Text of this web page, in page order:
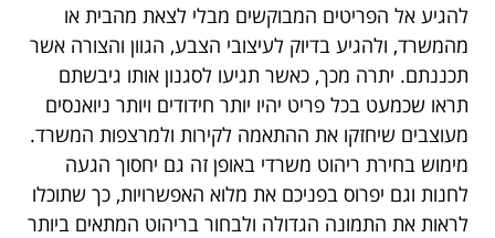
להגיע אל הפריטים המבוקשים מבלי לצאת מהבית או
מהמשרד, ולהגיע בדיוק לעיצובי הצבע, הגוון והצורה אשר
תכננתם. יתרה מכך, כאשר תגיעו לסגנון אותו גיבשתם
תראו שכמעט בכל פריט יהיו יותר חידודים ויותר ניואנסים
מעוצבים שיחזקו את ההתאמה לקירות ולמרצפות המשרד.
מימוש בחירת ריהוט משרדי באופן זה גם יחסוך הגעה
לחנות וגם יפרוס בפניכם את מלוא האפשרויות, כך שתוכלו
לראות את התמונה הגדולה ולבחור בריהוט המתאים ביותר